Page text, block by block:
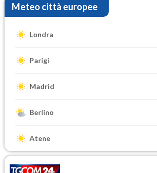
Meteo città europee
Londra
Parigi
Madrid
Berlino
Atene